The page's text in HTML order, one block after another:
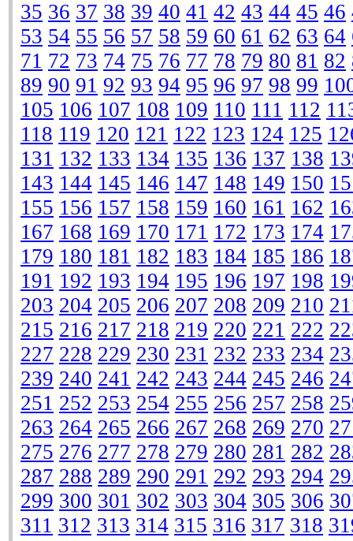
35 36 37 38 39 40 41 42 43 44 45 46
53 54 55 56 57 58 59 60 61 62 63 64
71 72 73 74 75 76 77 78 79 80 81 82
89 90 91 92 93 94 95 96 97 98 99
105 106 107 108 109 110 111 112
118 119 120 121 122 123 124 125
131 132 133 134 135 136 137 138
143 144 145 146 147 148 149 150
155 156 157 158 159 160 161 162
167 168 169 170 171 172 173 174
179 180 181 182 183 184 185 186
191 192 193 194 195 196 197 198
203 204 205 206 207 208 209 210
215 216 217 218 219 220 221 222
227 228 229 230 231 232 233 234
239 240 241 242 243 244 245 246
251 252 253 254 255 256 257 258
263 264 265 266 267 268 269 270
275 276 277 278 279 280 281 282
287 288 289 290 291 292 293 294
299 300 301 302 303 304 305 306
311 312 313 314 315 316 317 318